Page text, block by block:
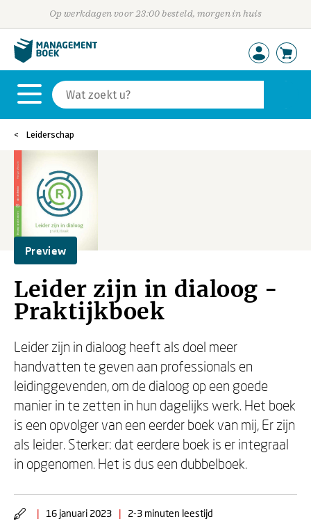
Op werkdagen voor 23:00 besteld, morgen in huis
Leiderschap
Preview
Leider zijn in dialoog -
Praktijkboek
Leider zijn in dialoog heeft als doel meer
handvatten te geven aan professionals en
leidinggevenden, om de dialoog op een goede
manier in te zetten in hun dagelijks werk. Het boek
is een opvolger van een eerder boek van mij, Er zijn
als leider. Sterker: dat eerdere boek is er integraal
in opgenomen. Het is dus een dubbelboek.
| 16 januari 2023 | 2-3 minuten leestijd